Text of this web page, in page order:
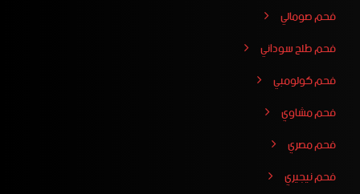
فحم صومالي
فحم طلح سوداني
فحم كولومبي
فحم مشاوي
فحم مصري
فحم نيجيري